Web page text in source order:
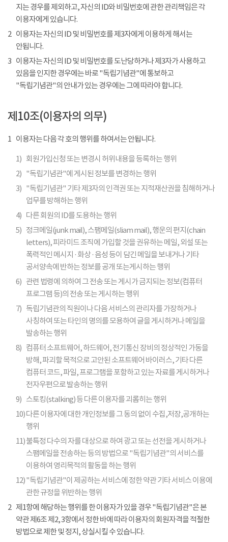
지는 경우를 제외하고, 자신의 ID와 비밀번호에 관한 관리책임은 각
이용자에게 있습니다.
2 이용자는 자신의 ID 및 비밀번호를 제3자에게 이용하게 해서는
안됩니다.
3 이용자는 자신의 ID 및 비밀번호를 도난당하거나 제3자가 사용하고
있음을 인지한 경우에는 바로 "독립기념관"에 통보하고
"독립기념관"의 안내가 있는 경우에는 그에 따라야 합니다.
제10조(이용자의 의무)
1 이용자는 다음 각 호의 행위를 하여서는 안됩니다.
1) 회원가입신청 또는 변경시 허위내용을 등록하는 행위
2) "독립기념관"에 게시된 정보를 변경하는 행위
3) "독립기념관" 기타 제3자의 인격권 또는 지적재산권을 침해하거나
업무를 방해하는 행위
4) 다른 회원의 ID를 도용하는 행위
5) 정크메일(junk mail), 스팸메일(sliam mail), 행운의 편지(chain
letters), 피라미드 조직에 가입할 것을 권유하는 메일, 외설 또는
폭력적인 메시지 · 화상 · 음성 등이 담긴 메일을 보내거나 기타
공서양속에 반하는 정보를 공개 또는게시하는 행위
6) 관련 법령에 의하여 그 전송 또는 게시가 금지되는 정보(컴퓨터
프로그램 등)의 전송 또는 게시하는 행위
7) 독립기념관의 직원이나 다음 서비스의 관리자를 가장하거나
사칭하여 또는 타인의 명의를 모용하여 글을 게시하거나 메일을
발송하는 행위
8) 컴퓨터 소프트웨어, 하드웨어, 전기통신 장비의 정상적인 가동을
방해, 파괴할 목적으로 고안된 소프트웨어 바이러스, 기타 다른
컴퓨터 코드, 파일, 프로그램을 포함하고 있는 자료를 게시하거나
전자우편으로 발송하는 행위
9) 스토킹(stalking) 등 다른 이용자를 괴롭히는 행위
10)다른 이용자에 대한 개인정보를 그 동의 없이 수집,저장,공개하는
행위
11)불특정 다수의 자를 대상으로 하여 광고 또는 선전을 게시하거나
스팸메일을 전송하는 등의 방법으로 "독립기념관"의 서비스를
이용하여 영리목적의 활동을 하는 행위
12)"독립기념관"이 제공하는 서비스에 정한 약관 기타 서비스 이용에
관한 규정을 위반하는 행위
2 제1항에 해당하는 행위를 한 이용자가 있을 경우 "독립기념관"은 본
약관 제6조 제2, 3항에서 정한 바에 따라 이용자의 회원자격을 적절한
방법으로 제한 및 정지, 상실시킬 수 있습니다.